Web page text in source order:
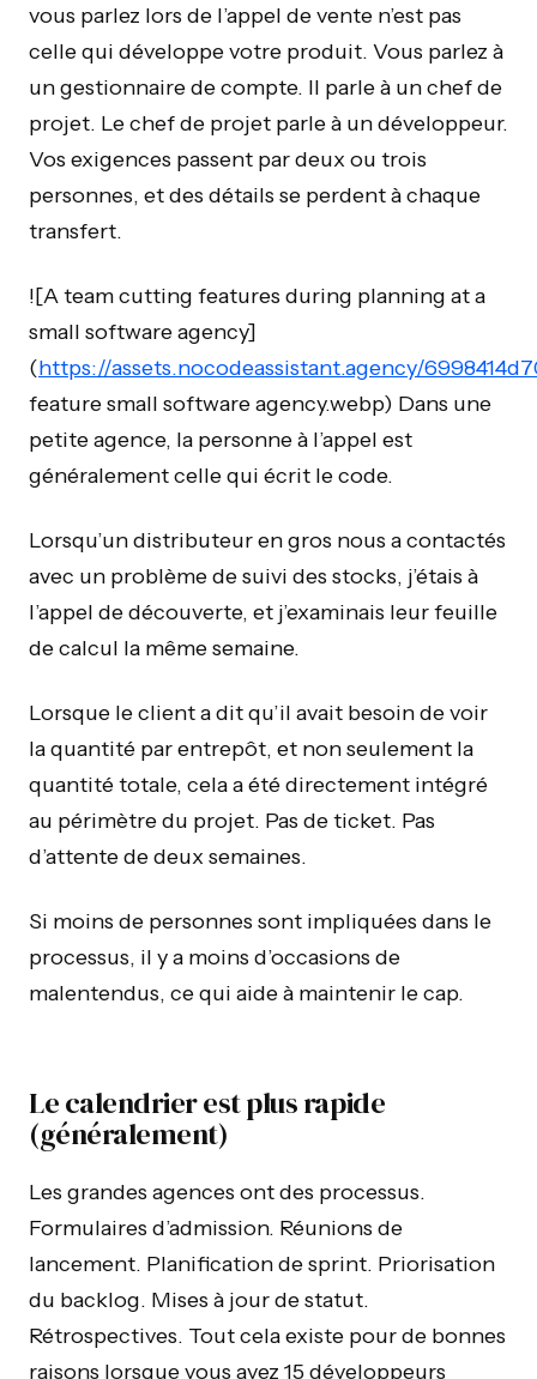
vous parlez lors de l’appel de vente n’est pas
celle qui développe votre produit. Vous parlez à
un gestionnaire de compte. Il parle à un chef de
projet. Le chef de projet parle à un développeur.
Vos exigences passent par deux ou trois
personnes, et des détails se perdent à chaque
transfert.
![A team cutting features during planning at a
small software agency]
(https://assets.nocodeassistant.agency/
feature small software agency.webp) Dans une
petite agence, la personne à l’appel est
généralement celle qui écrit le code.
Lorsqu’un distributeur en gros nous a contactés
avec un problème de suivi des stocks, j’étais à
l’appel de découverte, et j’examinais leur feuille
de calcul la même semaine.
Lorsque le client a dit qu’il avait besoin de voir
la quantité par entrepôt, et non seulement la
quantité totale, cela a été directement intégré
au périmètre du projet. Pas de ticket. Pas
d’attente de deux semaines.
Si moins de personnes sont impliquées dans le
processus, il y a moins d’occasions de
malentendus, ce qui aide à maintenir le cap.
Le calendrier est plus rapide
(généralement)
Les grandes agences ont des processus.
Formulaires d’admission. Réunions de
lancement. Planification de sprint. Priorisation
du backlog. Mises à jour de statut.
Rétrospectives. Tout cela existe pour de bonnes
raisons lorsque vous avez 15 développeurs